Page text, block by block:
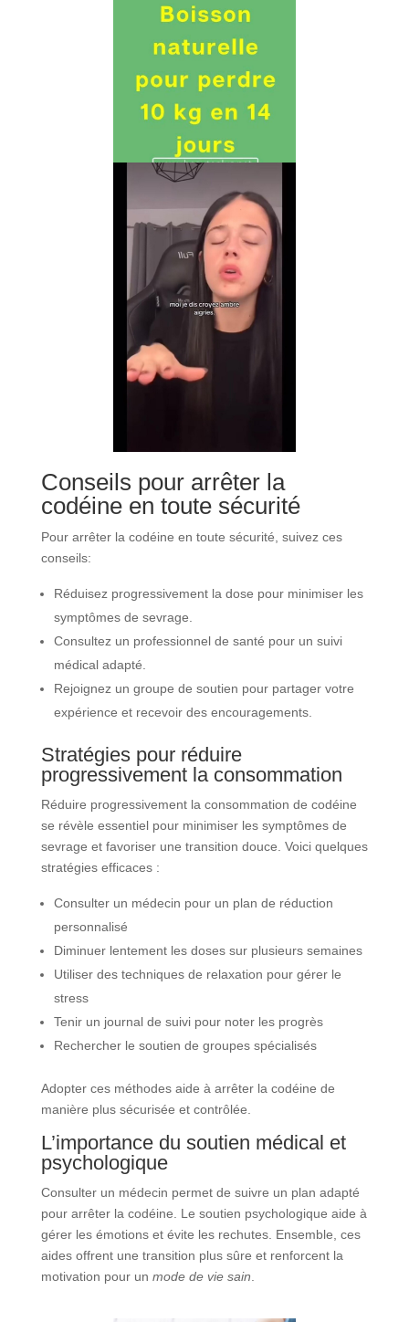
Conseils pour arrêter la
codéine en toute sécurité
Pour arrêter la codéine en toute sécurité, suivez ces
conseils:
Réduisez progressivement la dose pour minimiser les
symptômes de sevrage.
Consultez un professionnel de santé pour un suivi
médical adapté.
Rejoignez un groupe de soutien pour partager votre
expérience et recevoir des encouragements.
Stratégies pour réduire
progressivement la consommation
Réduire progressivement la consommation de codéine
se révèle essentiel pour minimiser les symptômes de
sevrage et favoriser une transition douce. Voici quelques
stratégies efficaces :
Consulter un médecin pour un plan de réduction
personnalisé
Diminuer lentement les doses sur plusieurs semaines
Utiliser des techniques de relaxation pour gérer le
stress
Tenir un journal de suivi pour noter les progrès
Rechercher le soutien de groupes spécialisés
Adopter ces méthodes aide à arrêter la codéine de
manière plus sécurisée et contrôlée.
L’importance du soutien médical et
psychologique
Consulter un médecin permet de suivre un plan adapté
pour arrêter la codéine. Le soutien psychologique aide à
gérer les émotions et évite les rechutes. Ensemble, ces
aides offrent une transition plus sûre et renforcent la
motivation pour un mode de vie sain